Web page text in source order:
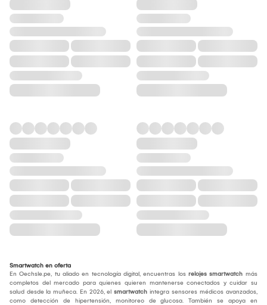
Smartwatch en oferta
En Oechsle.pe, tu aliado en tecnología digital, encuentras los relojes smartwatch más
completos del mercado para quienes quieren mantenerse conectados y cuidar su
salud desde la muñeca. En 2026, el smartwatch integra sensores médicos avanzados,
como detección de hipertensión, monitoreo de glucosa. También se apoya en